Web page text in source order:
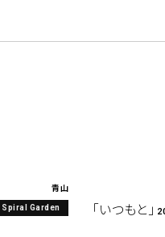
青山
Spiral Garden
接続』 「いつもと」